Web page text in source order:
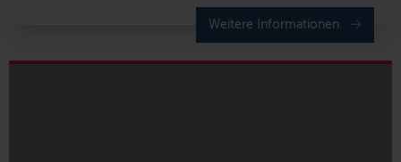
Weitere Informationen